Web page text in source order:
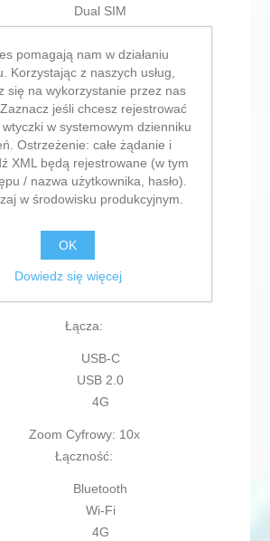
Dual SIM
Procesor: Octa Core
Rodzaj wtyczki: Gnizadko EU
Kolor: Szary
Właściwości:
GPS
Czujnik światła otoczenia
Autofocus
Czytnik linii papilarnych
Czujnik geomagnetyczny
Czujnik zbliżeniowy
Łącza:
USB-C
USB 2.0
4G
Zoom Cyfrowy: 10x
Łączność:
Bluetooth
Wi-Fi
4G
pomagają nam w działaniu
Korzystając z naszych usług,
się na wykorzystanie przez nas
jeśli chcesz rejestrować
w systemowym dzienniku
Ostrzeżenie: całe żądanie i
XML będą rejestrowane (w tym
/ nazwa użytkownika, hasło).
w środowisku produkcyjnym.
OK
Dowiedz się więcej